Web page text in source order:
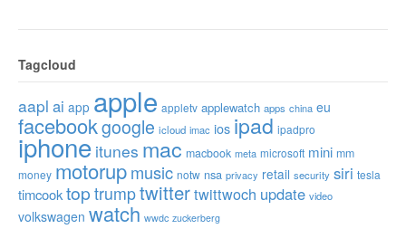
Tagcloud
aapl ai app apple appletv applewatch apps china eu
facebookgoogle icloud imac ios ipad ipadpro
iphone itunes mac macbook meta microsoft mini mm
money motorupmusic notw nsa privacy retail security siri tesla
timcooktop trumptwittertwittwoch update video
volkswagen watch wwdc zuckerberg